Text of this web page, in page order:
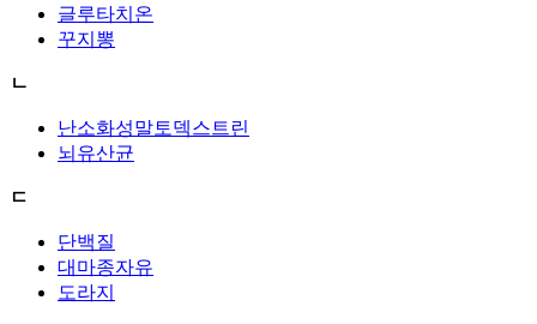
글루타치온
꾸지뽕
ㄴ
난소화성말토덱스트린
뇌유산균
ㄷ
단백질
대마종자유
도라지